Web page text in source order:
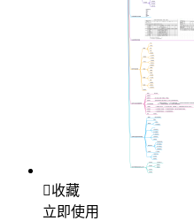
收藏
立即使用